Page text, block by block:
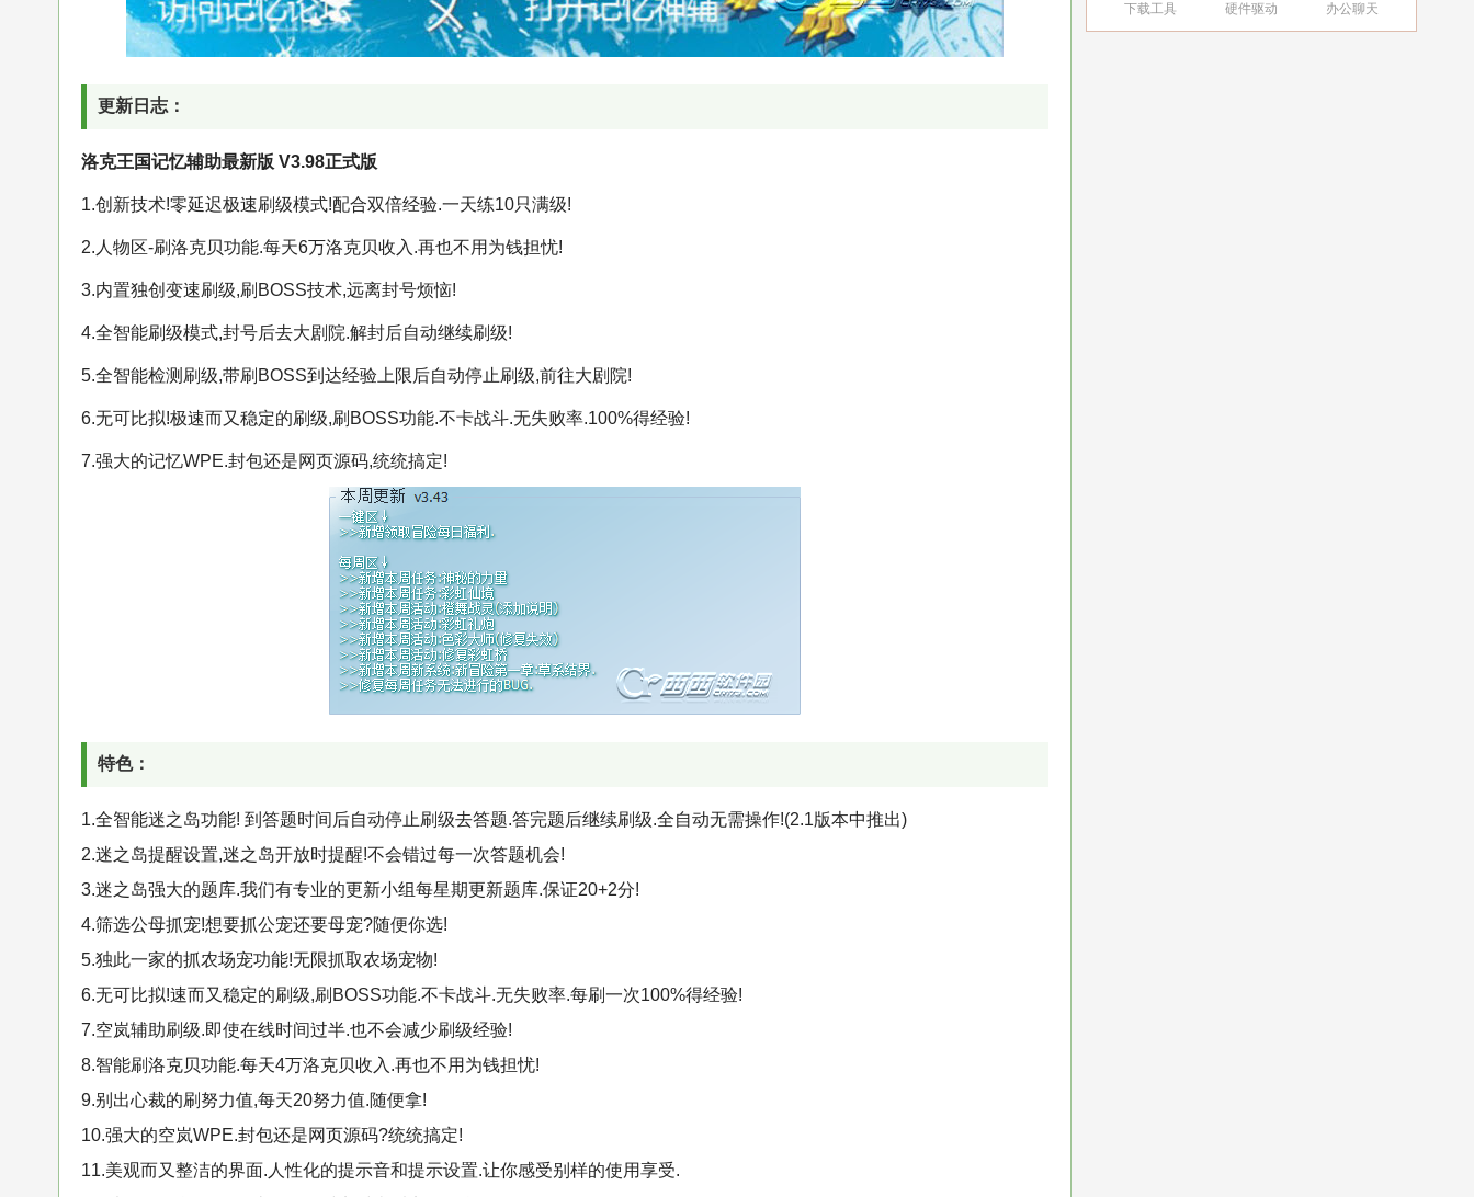
下载工具
硬件驱动
办公聊天
更新日志：
洛克王国记忆辅助最新版 V3.98正式版
1.创新技术!零延迟极速刷级模式!配合双倍经验.一天练10只满级!
2.人物区-刷洛克贝功能.每天6万洛克贝收入.再也不用为钱担忧!
3.内置独创变速刷级,刷BOSS技术,远离封号烦恼!
4.全智能刷级模式,封号后去大剧院.解封后自动继续刷级!
5.全智能检测刷级,带刷BOSS到达经验上限后自动停止刷级,前往大剧院!
6.无可比拟!极速而又稳定的刷级,刷BOSS功能.不卡战斗.无失败率.100%得经验!
7.强大的记忆WPE.封包还是网页源码,统统搞定!
特色：
1.全智能迷之岛功能! 到答题时间后自动停止刷级去答题.答完题后继续刷级.全自动无需操作!(2.1版本中推出)
2.迷之岛提醒设置,迷之岛开放时提醒!不会错过每一次答题机会!
3.迷之岛强大的题库.我们有专业的更新小组每星期更新题库.保证20+2分!
4.筛选公母抓宠!想要抓公宠还要母宠?随便你选!
5.独此一家的抓农场宠功能!无限抓取农场宠物!
6.无可比拟!速而又稳定的刷级,刷BOSS功能.不卡战斗.无失败率.每刷一次100%得经验!
7.空岚辅助刷级.即使在线时间过半.也不会减少刷级经验!
8.智能刷洛克贝功能.每天4万洛克贝收入.再也不用为钱担忧!
9.别出心裁的刷努力值,每天20努力值.随便拿!
10.强大的空岚WPE.封包还是网页源码?统统搞定!
11.美观而又整洁的界面.人性化的提示音和提示设置.让你感受别样的使用享受.